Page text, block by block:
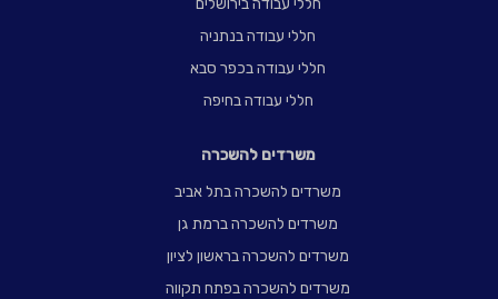
חללי עבודה בירושלים
חללי עבודה בנתניה
חללי עבודה בכפר סבא
חללי עבודה בחיפה
משרדים להשכרה
משרדים להשכרה בתל אביב
משרדים להשכרה ברמת גן
משרדים להשכרה בראשון לציון
משרדים להשכרה בפתח תקווה